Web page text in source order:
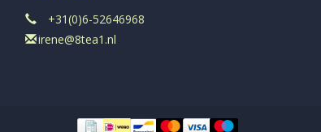
+31(0)6-52646968
irene@8tea1.nl